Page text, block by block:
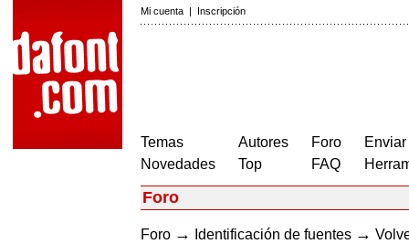
Mi cuenta | Inscripción
Temas
Novedades
Autores
Top
Foro
FAQ
Foro
Foro → Identificación de fuentes →